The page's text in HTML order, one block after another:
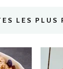
LES PLUS